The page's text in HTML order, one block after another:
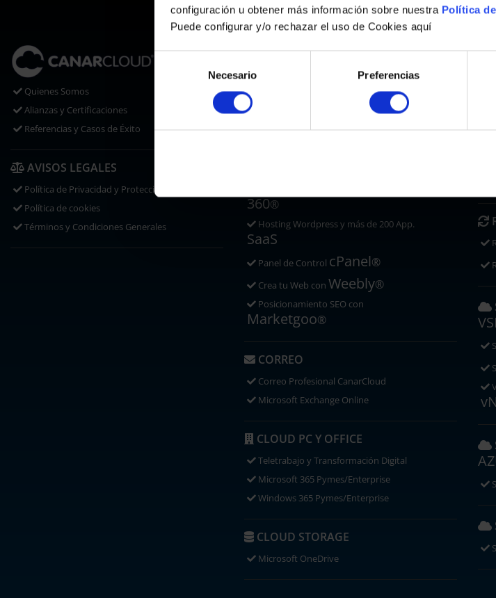
configuración u obtener más información sobre nuestra Política
Puede configurar y/o rechazar el uso de Cookies aquí
consentimiento
Necesario Preferencias
Quienes Somos
Alianzas y Certificaciones
Referencias y Casos de Éxito
AVISOS LEGALES
Política de Privacidad y Protección de Datos
Política de cookies
Términos y Condiciones Generales
DOMINIOS
360®
Hosting Wordpress y más de 200 App.
SaaS
Panel de Control cPanel®
Crea tu Web con Weebly®
Posicionamiento SEO con
Marketgoo®
CORREO
Correo Profesional CanarCloud
Microsoft Exchange Online
CLOUD PC Y OFFICE
Teletrabajo y Transformación Digital
Microsoft 365 Pymes/Enterprise
Windows 365 Pymes/Enterprise
CLOUD STORAGE
Microsoft OneDrive